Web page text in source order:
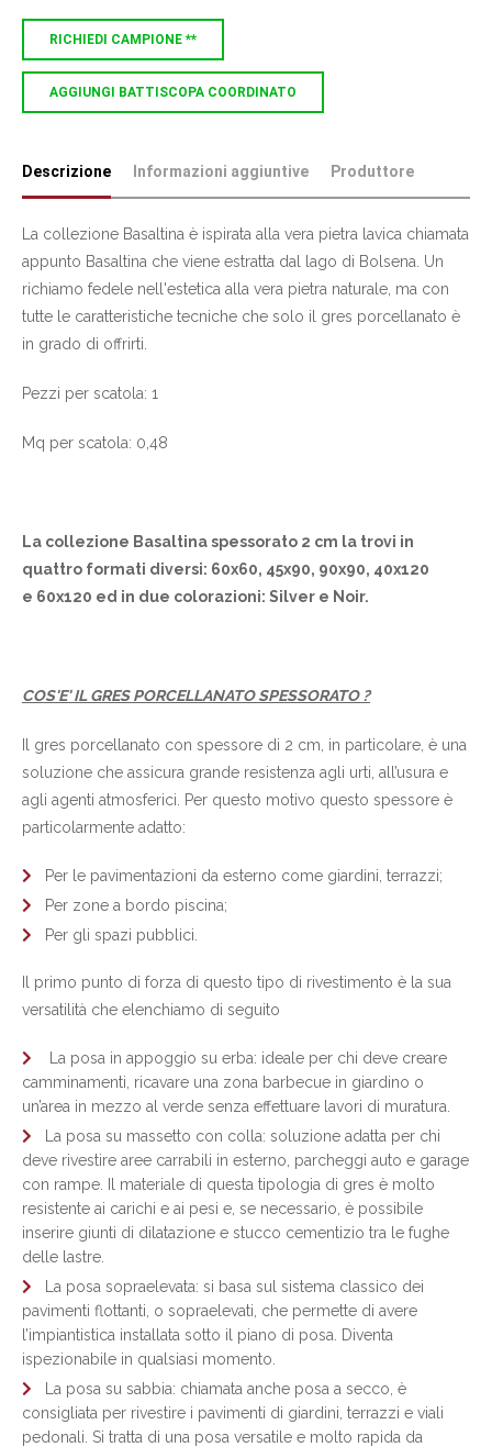
RICHIEDI CAMPIONE **
AGGIUNGI BATTISCOPA COORDINATO
Descrizione Informazioni aggiuntive Produttore
La collezione Basaltina è ispirata alla vera pietra lavica chiamata
appunto Basaltina che viene estratta dal lago di Bolsena. Un
richiamo fedele nell'estetica alla vera pietra naturale, ma con
tutte le caratteristiche tecniche che solo il gres porcellanato è
in grado di offrirti.
Pezzi per scatola: 1
Mq per scatola: 0,48
La collezione Basaltina spessorato 2 cm la trovi in
quattro formati diversi: 60x60, 45x90, 90x90, 40x120
e 60x120 ed in due colorazioni: Silver e Noir.
COS'E' IL GRES PORCELLANATO SPESSORATO ?
Il gres porcellanato con spessore di 2 cm, in particolare, è una
soluzione che assicura grande resistenza agli urti, all’usura e
agli agenti atmosferici. Per questo motivo questo spessore è
particolarmente adatto:
Per le pavimentazioni da esterno come giardini, terrazzi;
Per zone a bordo piscina;
Per gli spazi pubblici.
Il primo punto di forza di questo tipo di rivestimento è la sua
versatilità che elenchiamo di seguito
La posa in appoggio su erba: ideale per chi deve creare
camminamenti, ricavare una zona barbecue in giardino o
un’area in mezzo al verde senza effettuare lavori di muratura.
La posa su massetto con colla: soluzione adatta per chi
deve rivestire aree carrabili in esterno, parcheggi auto e garage
con rampe. Il materiale di questa tipologia di gres è molto
resistente ai carichi e ai pesi e, se necessario, è possibile
inserire giunti di dilatazione e stucco cementizio tra le fughe
delle lastre.
La posa sopraelevata: si basa sul sistema classico dei
pavimenti flottanti, o sopraelevati, che permette di avere
l’impiantistica installata sotto il piano di posa. Diventa
ispezionabile in qualsiasi momento.
La posa su sabbia: chiamata anche posa a secco, è
consigliata per rivestire i pavimenti di giardini, terrazzi e viali
pedonali. Si tratta di una posa versatile e molto rapida da